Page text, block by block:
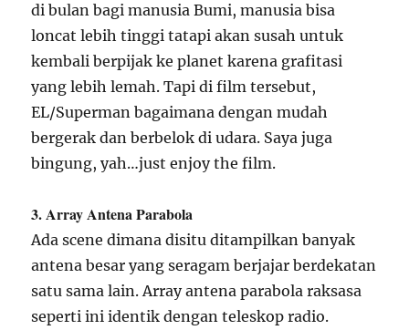
di bulan bagi manusia Bumi, manusia bisa
loncat lebih tinggi tatapi akan susah untuk
kembali berpijak ke planet karena grafitasi
yang lebih lemah. Tapi di film tersebut,
EL/Superman bagaimana dengan mudah
bergerak dan berbelok di udara. Saya juga
bingung, yah…just enjoy the film.
3. Array Antena Parabola
Ada scene dimana disitu ditampilkan banyak
antena besar yang seragam berjajar berdekatan
satu sama lain. Array antena parabola raksasa
seperti ini identik dengan teleskop radio.